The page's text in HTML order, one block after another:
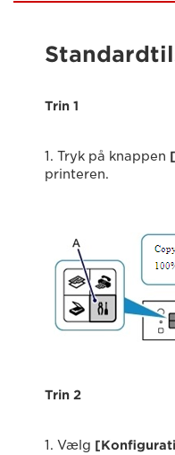
Trin 1
1. Tryk på knappen
printeren.
Trin 2
1. Vælg